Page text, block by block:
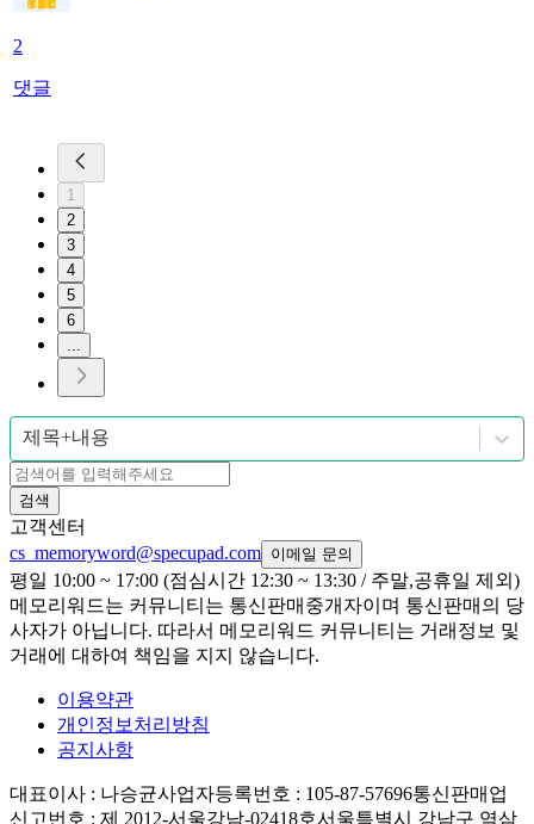
2
댓글
1
2
3
4
5
6
제목+내용
검색
고객센터
cs_memoryword@specupad.com 이메일 문의
평일 10:00 ~ 17:00 (점심시간 12:30 ~ 13:30 / 주말,공휴일 제외)
메모리워드는 커뮤니티는 통신판매중개자이며 통신판매의 당
사자가 아닙니다. 따라서 메모리워드 커뮤니티는 거래정보 및
거래에 대하여 책임을 지지 않습니다.
이용약관
개인정보처리방침
공지사항
대표이사 : 나승균사업자등록번호 : 105-87-57696통신판매업
신고번호 : 제 2012-서울강남-02418호서울특별시 강남구 역삼